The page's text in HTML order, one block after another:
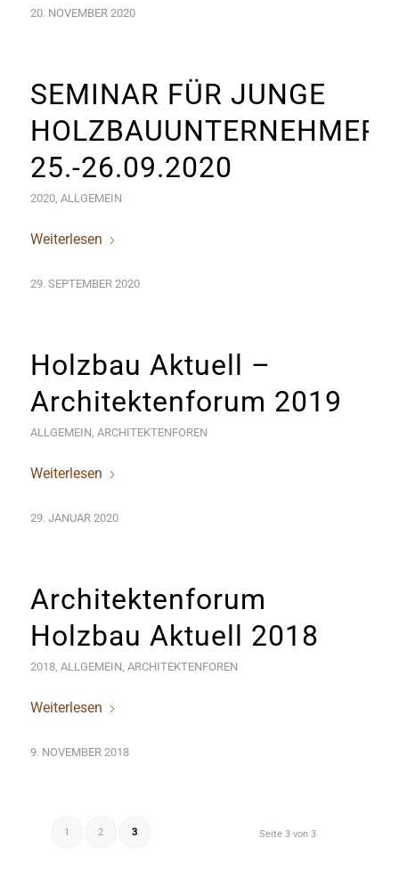
20. NOVEMBER 2020
SEMINAR FÜR JUNGE
25.-26.09.2020
2020, ALLGEMEIN
Weiterlesen
29. SEPTEMBER 2020
Holzbau Aktuell –
Architektenforum 2019
ALLGEMEIN, ARCHITEKTENFOREN
Weiterlesen
29. JANUAR 2020
Architektenforum
Holzbau Aktuell 2018
2018, ALLGEMEIN, ARCHITEKTENFOREN
Weiterlesen
9. NOVEMBER 2018
Seite 3 von 3
1 2 3